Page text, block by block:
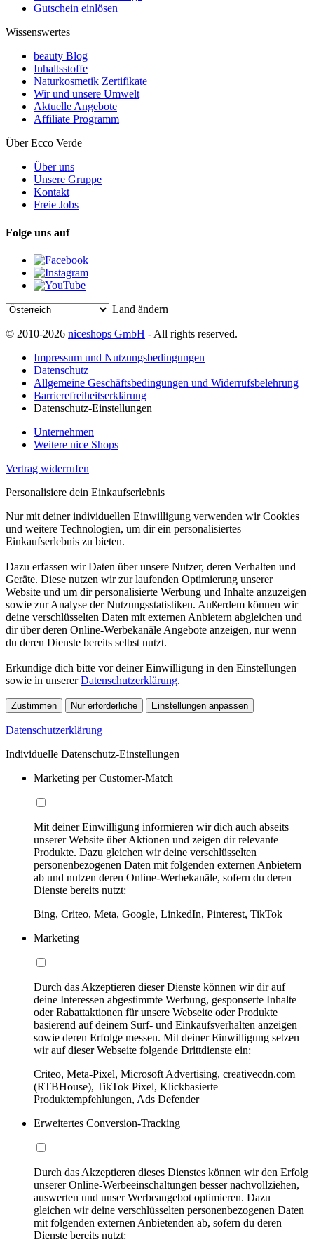
Gutschein einlösen
Wissenswertes
beauty Blog
Inhaltsstoffe
Naturkosmetik Zertifikate
Wir und unsere Umwelt
Aktuelle Angebote
Affiliate Programm
Über Ecco Verde
Über uns
Unsere Gruppe
Kontakt
Freie Jobs
Folge uns auf
Land ändern
© 2010-2026 niceshops GmbH - All rights reserved.
Impressum und Nutzungsbedingungen
Datenschutz
Allgemeine Geschäftsbedingungen und Widerrufsbelehrung
Barrierefreiheitserklärung
Datenschutz-Einstellungen
Unternehmen
Weitere nice Shops
Vertrag widerrufen
Personalisiere dein Einkaufserlebnis
Nur mit deiner individuellen Einwilligung verwenden wir Cookies
und weitere Technologien, um dir ein personalisiertes
Einkaufserlebnis zu bieten.
Dazu erfassen wir Daten über unsere Nutzer, deren Verhalten und
Geräte. Diese nutzen wir zur laufenden Optimierung unserer
Website und um dir personalisierte Werbung und Inhalte anzuzeigen
sowie zur Analyse der Nutzungsstatistiken. Außerdem können wir
deine verschlüsselten Daten mit externen Anbietern abgleichen und
dir über deren Online-Werbekanäle Angebote anzeigen, nur wenn
du deren Dienste bereits selbst nutzt.
Erkundige dich bitte vor deiner Einwilligung in den Einstellungen
sowie in unsererDatenschutzerklärung.
Zustimmen Nur erforderliche Einstellungen anpassen
Datenschutzerklärung
Individuelle Datenschutz-Einstellungen
Marketing per Customer-Match
Mit deiner Einwilligung informieren wir dich auch abseits
unserer Website über Aktionen und zeigen dir relevante
Produkte. Dazu gleichen wir deine verschlüsselten
personenbezogenen Daten mit folgenden externen Anbietern
ab und nutzen deren Online-Werbekanäle, sofern du deren
Dienste bereits nutzt:
Bing, Criteo, Meta, Google, LinkedIn, Pinterest, TikTok
Marketing
Durch das Akzeptieren dieser Dienste können wir dir auf
deine Interessen abgestimmte Werbung, gesponserte Inhalte
oder Rabattaktionen für unsere Webseite oder Produkte
basierend auf deinem Surf- und Einkaufsverhalten anzeigen
sowie deren Erfolge messen. Mit deiner Einwilligung setzen
wir auf dieser Webseite folgende Drittdienste ein:
Criteo, Meta-Pixel, Microsoft Advertising, creativecdn.com
(RTBHouse), TikTok Pixel, Klickbasierte
Produktempfehlungen, Ads Defender
Erweitertes Conversion-Tracking
Durch das Akzeptieren dieses Dienstes können wir den Erfolg
unserer Online-Werbeeinschaltungen besser nachvollziehen,
auswerten und unser Werbeangebot optimieren. Dazu
gleichen wir deine verschlüsselten personenbezogenen Daten
mit folgenden externen Anbietenden ab, sofern du deren
Dienste bereits nutzt: